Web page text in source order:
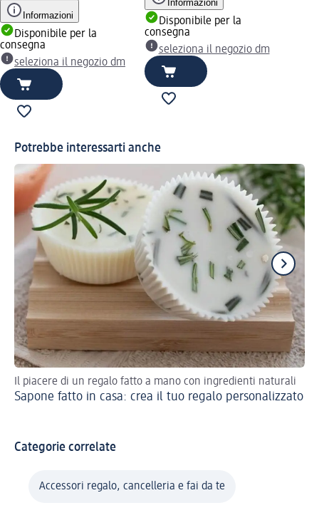
Informazioni
Disponibile per la
consegna
seleziona il negozio dm
Informazioni
Disponibile per la
consegna
seleziona il negozio dm
Potrebbe interessarti anche
Il piacere di un regalo fatto a mano con ingredienti naturali
Sapone fatto in casa: crea il tuo regalo personalizzato
Categorie correlate
Accessori regalo, cancelleria e fai da te